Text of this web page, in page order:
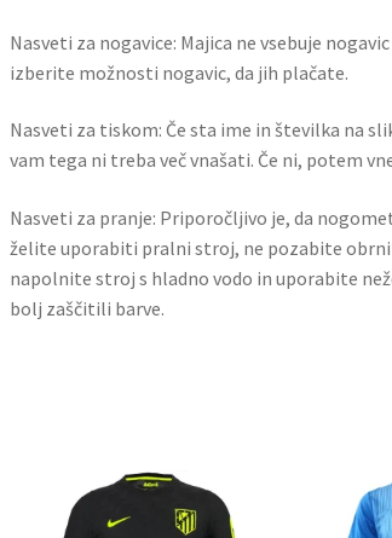
Nasveti za nogavice: Majica ne vsebuje
izberite možnosti nogavic, da jih plačate.
Nasveti za tiskom: Če sta ime in številka na
vam tega ni treba več vnašati. Če ni, potem
Nasveti za pranje: Priporočljivo je, da
želite uporabiti pralni stroj, ne pozabite
napolnite stroj s hladno vodo in uporabite
bolj zaščitili barve.